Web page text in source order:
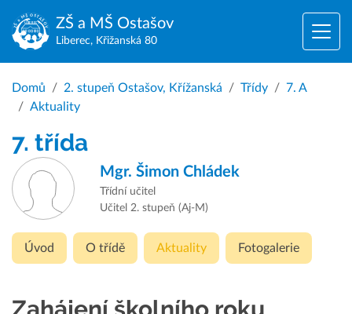
ZŠ a MŠ Ostašov
Liberec, Křižanská 80
Domů 2. stupeň Ostašov, Křížanská Třídy
7. A
Aktuality
7. třída
Mgr. Šimon Chládek
Třídní učitel
Učitel 2. stupeň (Aj-M)
Úvod O třídě Aktuality Fotogalerie